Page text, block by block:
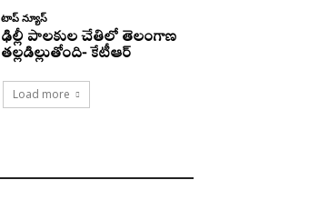
టాప్ న్యూస్
ఢిల్లీ పాలకుల చేతిలో తెలంగాణ
తల్లడిల్లుతోంది- కేటీఆర్
Load more